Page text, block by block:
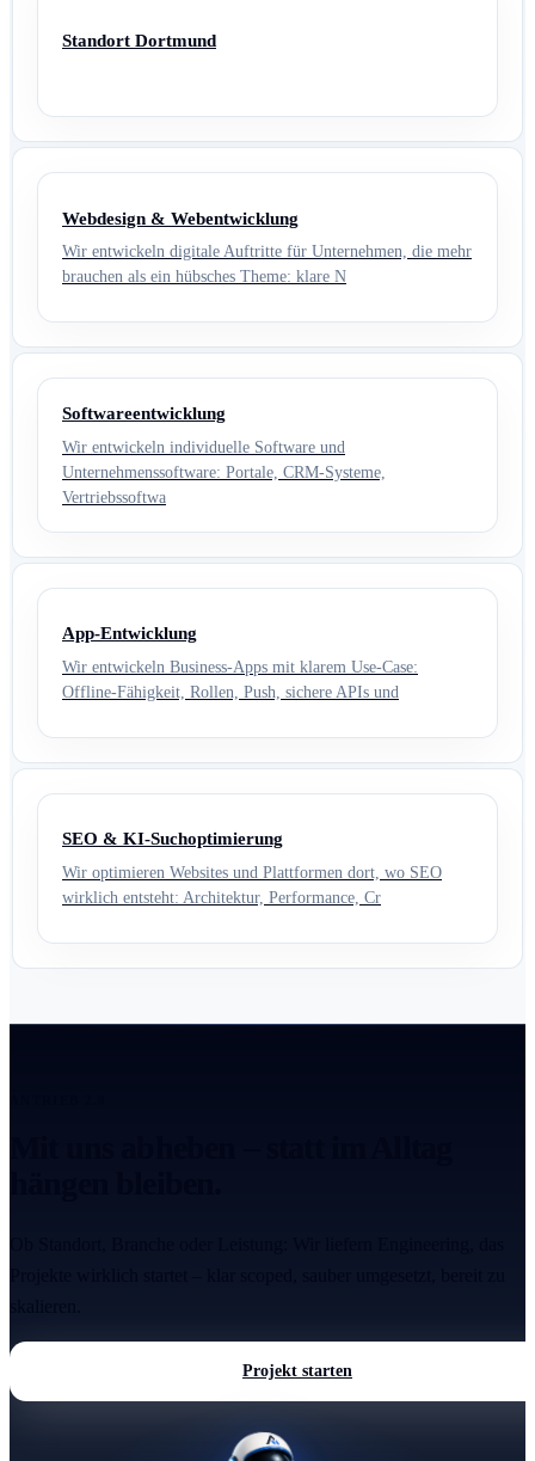
Standort Dortmund
Webdesign & Webentwicklung
Wir entwickeln digitale Auftritte für Unternehmen, die mehr
brauchen als ein hübsches Theme: klare N
Softwareentwicklung
Wir entwickeln individuelle Software und
Unternehmenssoftware: Portale, CRM-Systeme,
Vertriebssoftwa
App-Entwicklung
Wir entwickeln Business-Apps mit klarem Use-Case:
Offline-Fähigkeit, Rollen, Push, sichere APIs und
SEO & KI-Suchoptimierung
Wir optimieren Websites und Plattformen dort, wo SEO
wirklich entsteht: Architektur, Performance, Cr
Projekt starten